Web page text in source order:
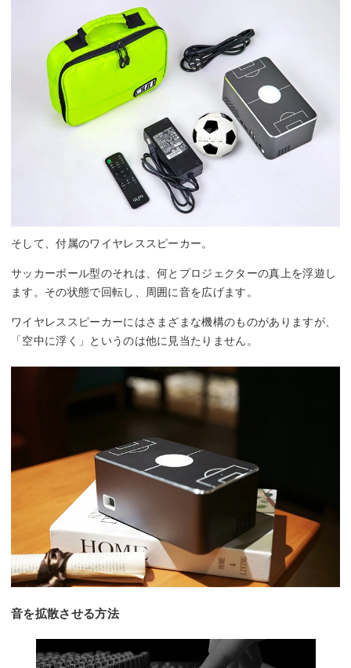
そして、付属のワイヤレススピーカー。
サッカーボール型のそれは、何とプロジェクターの真上を浮遊し
ます。その状態で回転し、周囲に音を広げます。
ワイヤレススピーカーにはさまざまな機構のものがありますが、
「空中に浮く」というのは他に見当たりません。
音を拡散させる方法